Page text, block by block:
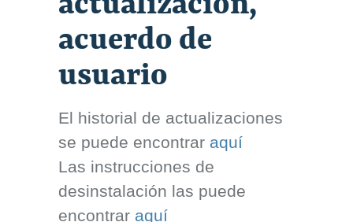
acuerdo de
usuario
El historial de actualizaciones
se puede encontrar aquí
Las instrucciones de
desinstalación las puede
encontrar aquí